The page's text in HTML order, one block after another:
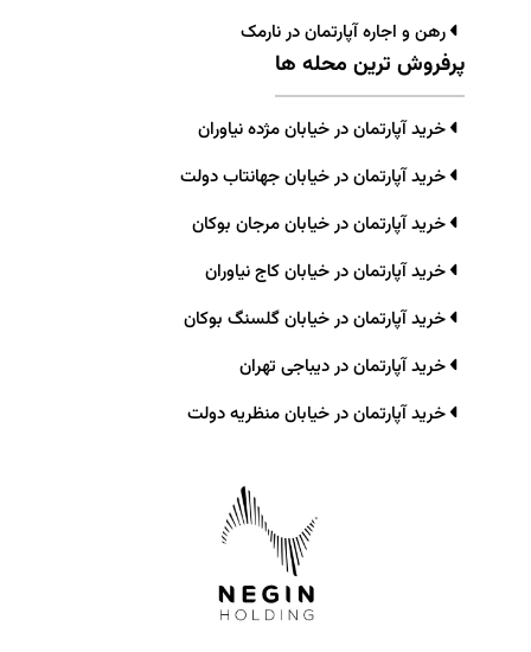
رهن و اجاره آپارتمان در نارمک
پرفروش ترین محله ها
خرید آپارتمان در خیابان مژده نیاوران
خرید آپارتمان در خیابان جهانتاب دولت
خرید آپارتمان در خیابان مرجان بوکان
خرید آپارتمان در خیابان کاج نیاوران
خرید آپارتمان در خیابان گلسنگ بوکان
خرید آپارتمان در دیباجی تهران
خرید آپارتمان در خیابان منظریه دولت